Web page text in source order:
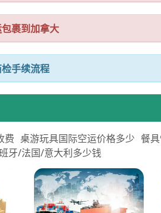
裹到加拿大
手续流程
费 桌游玩具国际空运价格多少 餐
牙/法国/意大利多少钱